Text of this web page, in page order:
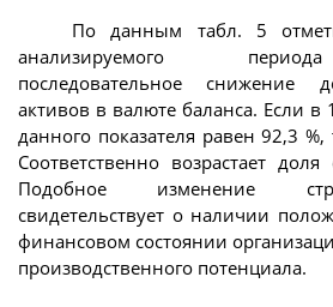
По данным табл. 5
анализируемого
последовательное снижение
активов в валюте баланса. Если в
данного показателя равен 92,3
Соответственно возрастает
Подобное изменение
свидетельствует о наличии
финансовом состоянии
производственного потенциала.